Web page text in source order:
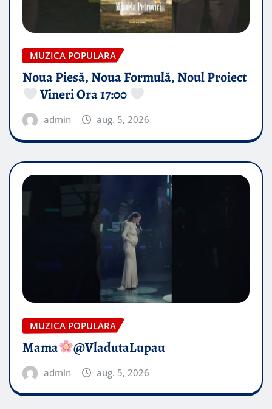
MUZICA POPULARA
Noua Piesă, Noua Formulă, Noul Proiect
Vineri Ora 17:00
admin aug. 5, 2026
MUZICA POPULARA
Mama @VladutaLupau
admin aug. 5, 2026